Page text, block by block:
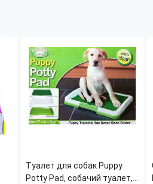
Туалет для собак Puppy
Potty Pad, собачий туалет,